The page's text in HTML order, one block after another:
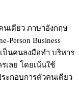
นเดียว ภาษาอังกฤษ
Person Business
ป็นคนลงมือทำ บริหาร
เลย โดยเน้นใช้
ะกอบการตัวคนเดียว